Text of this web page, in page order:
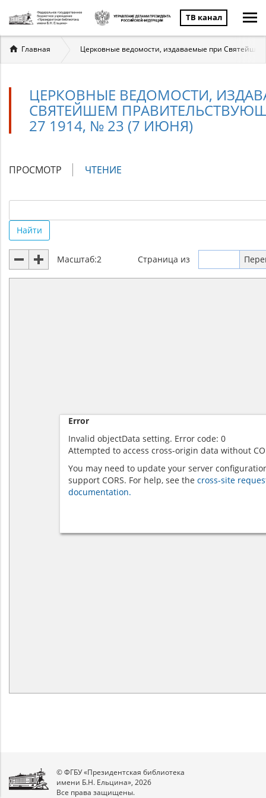
ТВ канал
Вы
здесь
Главная Церковные ведомости, издаваемые при
ЦЕРКОВНЫЕ ВЕДОМОСТИ,
СВЯТЕЙШЕМ
27 1914, № 23 (7 ИЮНЯ)
Главные
ПРОСМОТР ЧТЕНИЕ
Найти
Масштаб:2 Страница из
Error
Invalid objectData setting. Error code: 0
Attempted to access cross-origin data without
You may need to update your server
support CORS. For help, see the cross-site
documentation.
© ФГБУ «Президентская библиотека
имени Б.Н. Ельцина», 2026
Все права защищены.